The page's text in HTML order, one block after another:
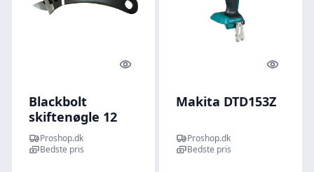
Quick look
Blackbolt
skiftenøgle 12
Proshop.dk
Bedste pris
Quick
Makita DTD153Z
Proshop.dk
Bedste pris